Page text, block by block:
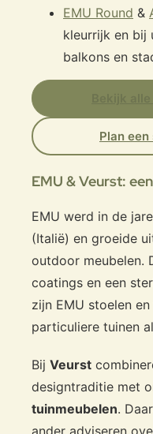
EMU Round &
kleurrijk en bij
balkons en
Plan
EMU & Veurst:
EMU werd in de
(Italië) en groeide
outdoor meubelen.
coatings en een
zijn EMU stoelen
particuliere tuinen
Bij Veurst
designtraditie met
tuinmeubelen.